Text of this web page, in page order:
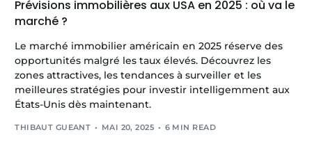
Prévisions immobilières aux USA en 2025 : où va le
marché ?
Le marché immobilier américain en 2025 réserve des
opportunités malgré les taux élevés. Découvrez les
zones attractives, les tendances à surveiller et les
meilleures stratégies pour investir intelligemment aux
États-Unis dès maintenant.
THIBAUT GUEANT MAI 20, 2025 6 MIN READ